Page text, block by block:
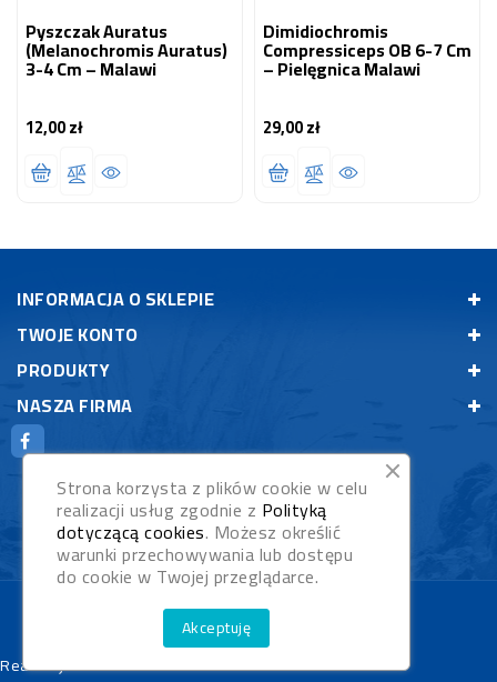
Pyszczak Auratus
(Melanochromis Auratus)
3-4 Cm – Malawi
12,00 złCena
Dimidiochromis
Compressiceps OB 6-7 Cm
– Pielęgnica Malawi
29,00 złCena
INFORMACJA O SKLEPIE
TWOJE KONTO
PRODUKTY
NASZA FIRMA
© 2026 - Rybypyszczaki.pl
Realizacja:WebStudioNet
Strona korzysta z plików cookie w celu
realizacji usług zgodnie z Polityką
dotyczącą cookies. Możesz określić
warunki przechowywania lub dostępu
do cookie w Twojej przeglądarce.
Akceptuję